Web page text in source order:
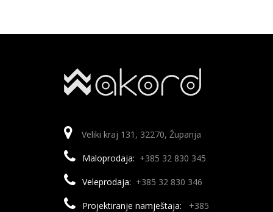
Veliki kraj 131, 32270, Županja
Maloprodaja: +385 32 830 345
Veleprodaja: +385 32 830 346
Projektiranje namještaja:
+385